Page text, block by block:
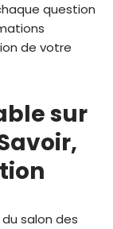
question
de votre
sur
salon des